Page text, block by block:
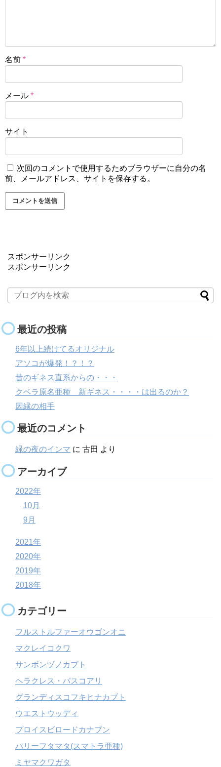
名前 *
メール *
サイト
次回のコメントで使用するためブラウザーに自分の名
前、メールアドレス、サイトを保存する。
スポンサーリンク
スポンサーリンク
最近の投稿
6年以上続けてるオリジナル
アソコが爆発！？！？
昔のギネス直系からの・・・
クベラ原名亜種 新ギネス・・・・は出るのか？
因縁の相手
最近のコメント
緑の夜のインマ に 古田 より
アーカイブ
2022年
10月
9月
2021年
2020年
2019年
2018年
カテゴリー
フルストルファーオウゴンオニ
マクレイコクワ
サンボンヅノカブト
ヘラクレス・パスコアリ
グランディスコフキヒナカブト
ウエストウッディ
プロイスビロードカナブン
パリーフタマタ(スマトラ亜種)
ミヤマクワガタ